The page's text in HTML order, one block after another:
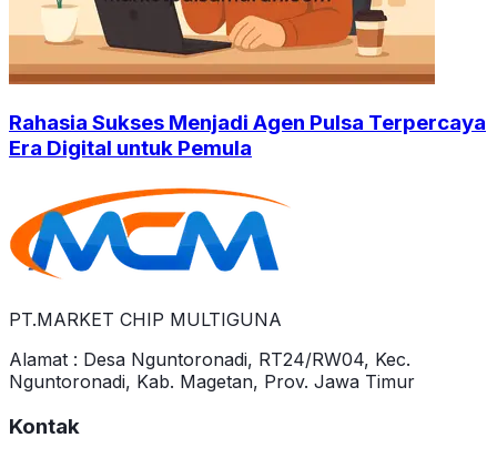
Rahasia Sukses Menjadi Agen Pulsa Terpercaya
Era Digital untuk Pemula
PT.MARKET CHIP MULTIGUNA
Alamat : Desa Nguntoronadi, RT24/RW04, Kec.
Nguntoronadi, Kab. Magetan, Prov. Jawa Timur
Kontak